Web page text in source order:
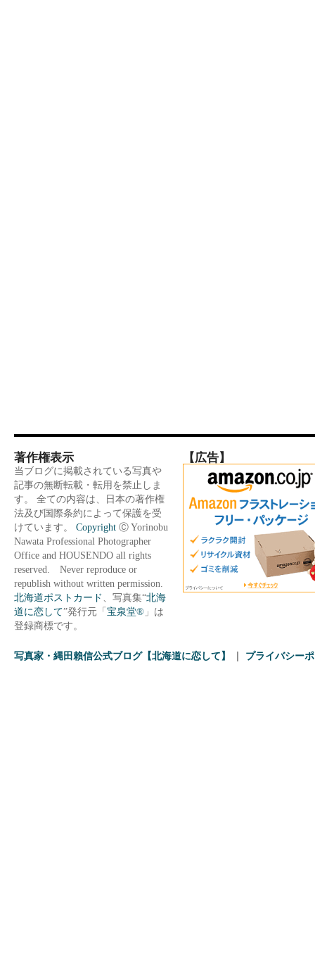
著作権表示
当ブログに掲載されている写真や
記事の無断転載・転用を禁止しま
す。 全ての内容は、日本の著作権
法及び国際条約によって保護を受
けています。 Copyright Ⓒ Yorinobu
Nawata Professional Photographer
Office and HOUSENDO all rights
reserved. Never reproduce or
republish without written permission.
北海道ポストカード
、写真集“北海
道に恋して”発行元「 宝泉堂® 」は
登録商標です。
【広告】
写真家・縄田賴信公式ブログ【北海道に恋して】 プライバシー